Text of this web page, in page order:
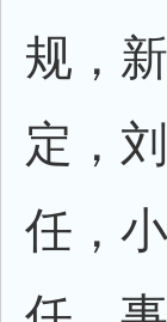
规，
定，
任，